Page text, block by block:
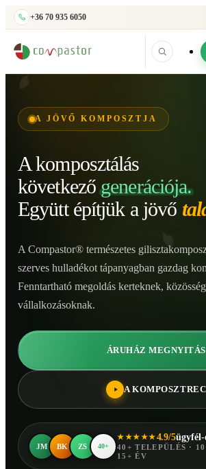
+36 70 935 6050
A JÖVŐ KOMPOSZTJA
A komposztálás
következő generációja.
Együtt építjük a jövő
A Compastor® természetes
szerves hulladékot tápanyagban gazdag
Fenntartható megoldás kerteknek,
vállalkozásoknak.
ÁRUHÁZ
A
JM BK ZS 40+
★★★★★4.9/5ügyfél-
40+ TELEPÜLÉS ·
15+ ÉV